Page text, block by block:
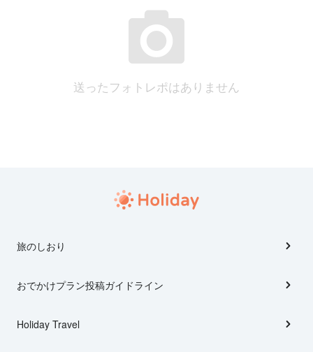
送ったフォトレポはありません
旅のしおり
おでかけプラン投稿ガイドライン
Holiday Travel